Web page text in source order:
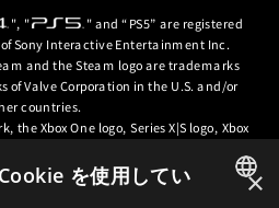
", " " and “PS5” are registered
Sony Interactive Entertainment Inc.
and the Steam logo are trademarks
Valve Corporation in the U.S. and/or
countries.
the Xbox One logo, Series X|S logo, Xbox
group of companies. ×
を使用してい